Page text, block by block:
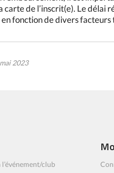
carte de l’inscrit(e). Le
fonction de divers
2023
club